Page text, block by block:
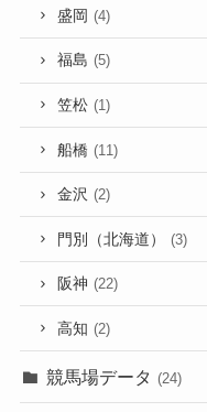
盛岡 (4)
福島 (5)
笠松 (1)
船橋 (11)
金沢 (2)
門別（北海道） (3)
阪神 (22)
高知 (2)
競馬場データ (24)